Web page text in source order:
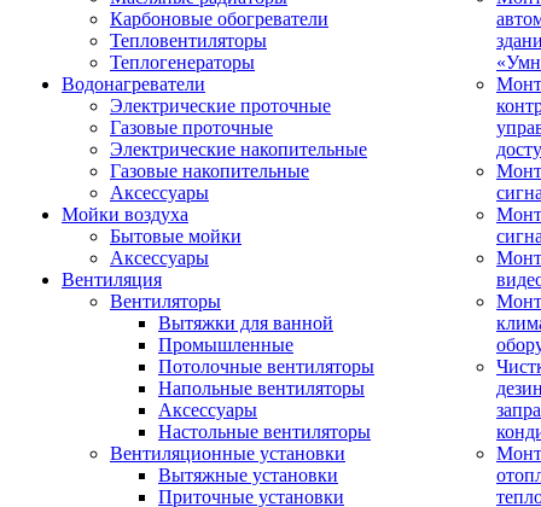
Карбоновые обогреватели
Тепловентиляторы
Теплогенераторы
Водонагреватели
Электрические проточные
Газовые проточные
Электрические накопительные
Газовые накопительные
Аксессуары
Мойки воздуха
Бытовые мойки
Аксессуары
Вентиляция
Вентиляторы
Вытяжки для ванной
Промышленные
Потолочные вентиляторы
Напольные вентиляторы
Аксессуары
Настольные вентиляторы
Вентиляционные установки
Вытяжные установки
Приточные установки